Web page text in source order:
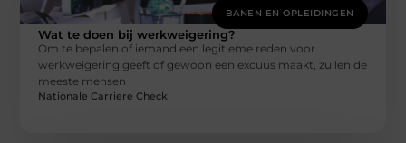
BANEN EN OPLEIDINGEN
Wat te doen bij werkweigering?
Om te bepalen of iemand een legitieme reden voor
werkweigering geeft of gewoon een excuus maakt, zullen de
meeste mensen
Nationale Carriere Check